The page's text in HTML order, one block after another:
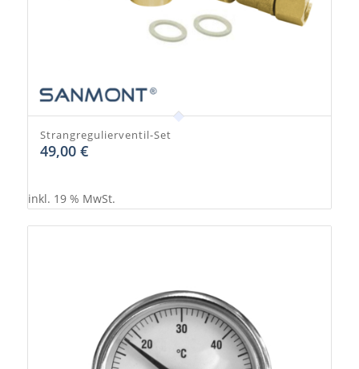
Strangregulierventil-Set
49,00 €
inkl. 19 % MwSt.